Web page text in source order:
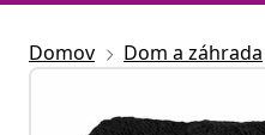
Domov Dom a záhrada